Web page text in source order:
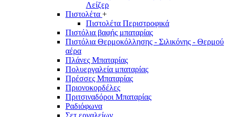
Λείζερ
Πιστολέτα +
Πιστολέτα Περιστροφικά
Πιστόλια βαφής μπαταρίας
Πιστόλια Θερμοκόλλησης - Σιλικόνης - Θερμού
αέρα
Πλάνες Μπαταρίας
Πολυεργαλεία μπαταρίας
Πρέσσες Μπαταρίας
Πριονοκορδέλες
Πριτσιναδόροι Μπαταρίας
Ραδιόφωνα
Σετ εργαλείων